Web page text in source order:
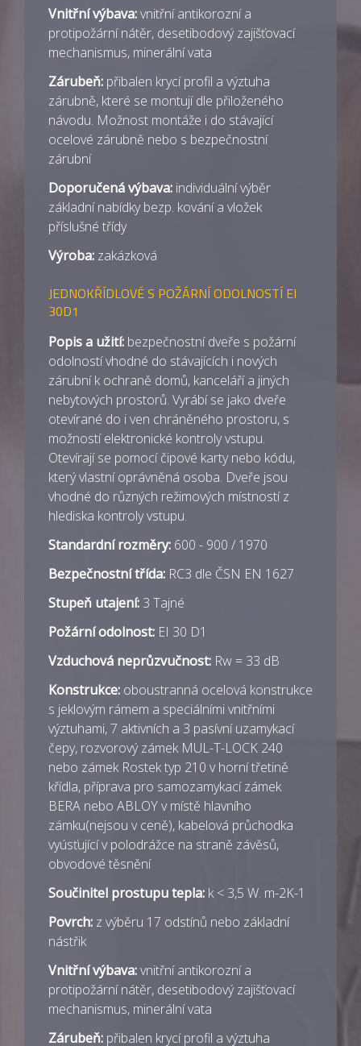
Vnitřní výbava:vnitřní antikorozní a
protipožární nátěr, desetibodový zajišťovací
mechanismus, minerální vata
Zárubeň: přibalen krycí profil a výztuha
zárubně, které se montují dle přiloženého
návodu. Možnost montáže i do stávající
ocelové zárubně nebo s bezpečnostní
zárubní
Doporučená výbava: individuální výběr
základní nabídky bezp. kování a vložek
příslušné třídy
Výroba: zakázková
JEDNOKŘÍDLOVÉ S POŽÁRNÍ ODOLNOSTÍ EI
30D1
Popis a užití: bezpečnostní dveře s požární
odolností vhodné do stávajících i nových
zárubní k ochraně domů, kanceláří a jiných
nebytových prostorů. Vyrábí se jako dveře
otevírané do i ven chráněného prostoru, s
možností elektronické kontroly vstupu.
Otevírají se pomocí čipové karty nebo kódu,
který vlastní oprávněná osoba. Dveře jsou
vhodné do různých režimových místností z
hlediska kontroly vstupu.
Standardní rozměry: 600 - 900 / 1970
Bezpečnostní třída: RC3 dle ČSN EN 1627
Stupeň utajení: 3 Tajné
Požární odolnost: EI 30 D1
Vzduchová neprůzvučnost: Rw = 33 dB
Konstrukce: oboustranná ocelová konstrukce
s jeklovým rámem a speciálními vnitřními
výztuhami, 7 aktivních a 3 pasívní uzamykací
čepy, rozvorový zámek MUL-T-LOCK 240
nebo zámek Rostek typ 210 v horní třetině
křídla, příprava pro samozamykací zámek
BERA nebo ABLOY v místě hlavního
zámku(nejsou v ceně), kabelová průchodka
vyúsťující v polodrážce na straně závěsů,
obvodové těsnění
Součinitel prostupu tepla: k < 3,5 W. m-2K-1
Povrch: z výběru 17 odstínů nebo základní
nástřik
Vnitřní výbava:vnitřní antikorozní a
protipožární nátěr, desetibodový zajišťovací
mechanismus, minerální vata
Zárubeň: přibalen krycí profil a výztuha